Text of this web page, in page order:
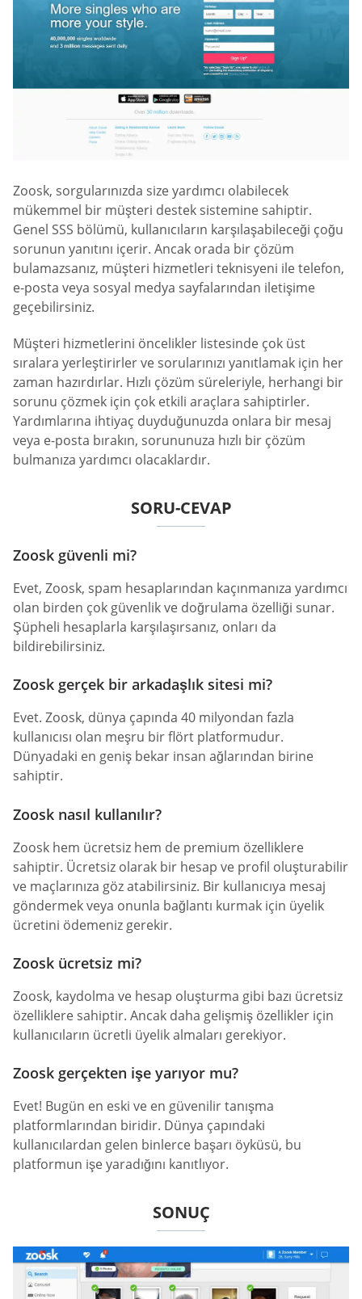
Zoosk, sorgularınızda size yardımcı olabilecek
mükemmel bir müşteri destek sistemine sahiptir.
Genel SSS bölümü, kullanıcıların karşılaşabileceği çoğu
sorunun yanıtını içerir. Ancak orada bir çözüm
bulamazsanız, müşteri hizmetleri teknisyeni ile telefon,
e-posta veya sosyal medya sayfalarından iletişime
geçebilirsiniz.
Müşteri hizmetlerini öncelikler listesinde çok üst
sıralara yerleştirirler ve sorularınızı yanıtlamak için her
zaman hazırdırlar. Hızlı çözüm süreleriyle, herhangi bir
sorunu çözmek için çok etkili araçlara sahiptirler.
Yardımlarına ihtiyaç duyduğunuzda onlara bir mesaj
veya e-posta bırakın, sorununuza hızlı bir çözüm
bulmanıza yardımcı olacaklardır.
SORU-CEVAP
Zoosk güvenli mi?
Evet, Zoosk, spam hesaplarından kaçınmanıza yardımcı
olan birden çok güvenlik ve doğrulama özelliği sunar.
Şüpheli hesaplarla karşılaşırsanız, onları da
bildirebilirsiniz.
Zoosk gerçek bir arkadaşlık sitesi mi?
Evet. Zoosk, dünya çapında 40 milyondan fazla
kullanıcısı olan meşru bir flört platformudur.
Dünyadaki en geniş bekar insan ağlarından birine
sahiptir.
Zoosk nasıl kullanılır?
Zoosk hem ücretsiz hem de premium özelliklere
sahiptir. Ücretsiz olarak bir hesap ve profil oluşturabilir
ve maçlarınıza göz atabilirsiniz. Bir kullanıcıya mesaj
göndermek veya onunla bağlantı kurmak için üyelik
ücretini ödemeniz gerekir.
Zoosk ücretsiz mi?
Zoosk, kaydolma ve hesap oluşturma gibi bazı ücretsiz
özelliklere sahiptir. Ancak daha gelişmiş özellikler için
kullanıcıların ücretli üyelik almaları gerekiyor.
Zoosk gerçekten işe yarıyor mu?
Evet! Bugün en eski ve en güvenilir tanışma
platformlarından biridir. Dünya çapındaki
kullanıcılardan gelen binlerce başarı öyküsü, bu
platformun işe yaradığını kanıtlıyor.
SONUÇ